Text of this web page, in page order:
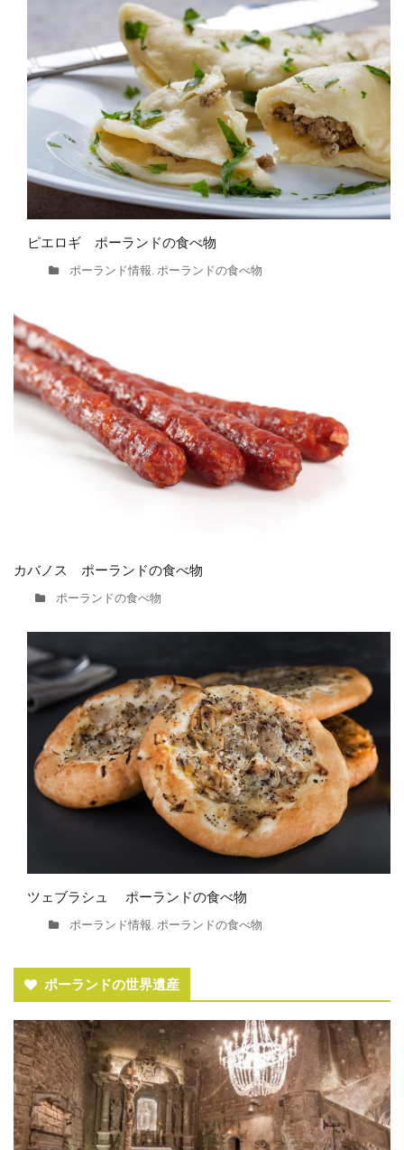
ピエロギ ポーランドの食べ物
ポーランド情報, ポーランドの食べ物
カバノス ポーランドの食べ物
ポーランドの食べ物
ツェブラシュ ポーランドの食べ物
ポーランド情報, ポーランドの食べ物
ポーランドの世界遺産